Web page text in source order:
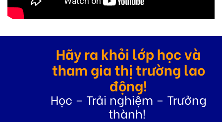
Hãy ra khỏi lớp học và
tham gia thị trường lao
động!
Học – Trải nghiệm – Trưởng
thành!